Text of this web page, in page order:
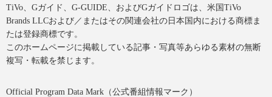
TiVo、Gガイド、G-GUIDE、およびGガイドロゴは、米国TiVo
Brands LLCおよび／またはその関連会社の日本国内における商標ま
たは登録商標です。
このホームページに掲載している記事・写真等あらゆる素材の無断
複写・転載を禁じます。
Official Program Data Mark（公式番組情報マーク）